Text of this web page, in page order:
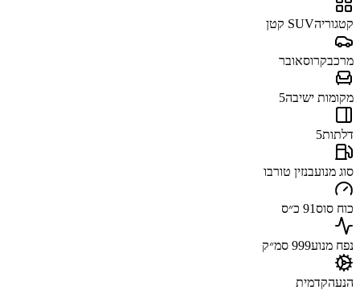
קטגוריהSUV קטן
מרכבקרוסאובר
מקומות ישיבה5
דלתות5
סוג מנועבנזין טורבו
כוח סוס91 כ״ס
נפח מנוע999 סמ״ק
הנעהקדמית